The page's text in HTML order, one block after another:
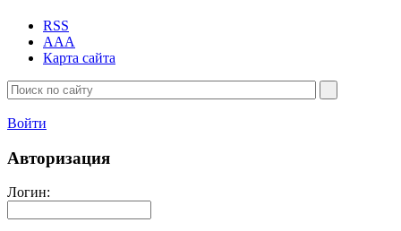
RSS
AAA
Карта сайта
Войти
Авторизация
Логин: